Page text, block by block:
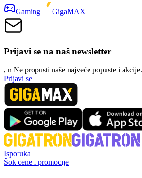
Gaming GigaMAX
Prijavi se na naš newsletter
, n Ne propusti naše najveće popuste i akcije.
Prijavi se
Isporuka
Šok cene i promocije